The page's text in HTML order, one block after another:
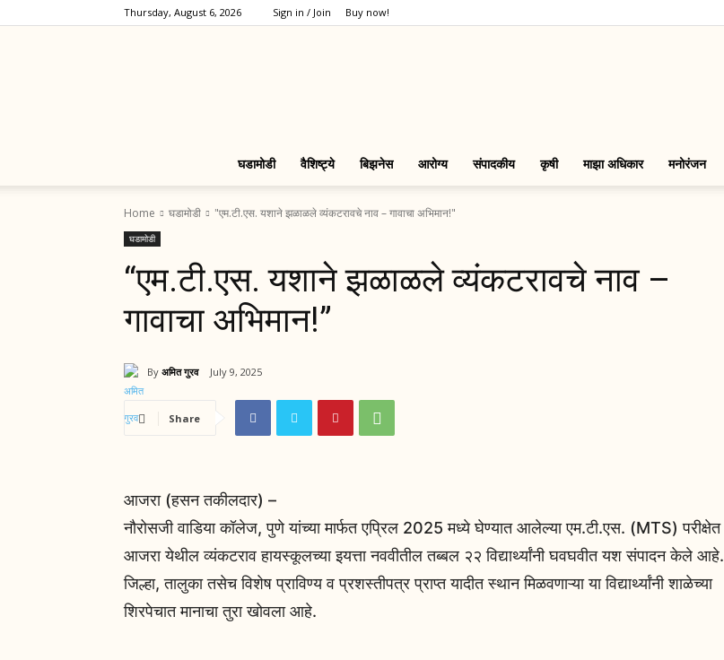
Thursday, August 6, 2026 Sign in / Join Buy now!
घडामोडी वैशिष्ट्ये बिझनेस आरोग्य संपादकीय कृषी माझा अधिकार मनोरंजन
Home घडामोडी "एम.टी.एस. यशाने झळाळले व्यंकटरावचे नाव – गावाचा अभिमान!"
घडामोडी
“एम.टी.एस. यशाने झळाळले व्यंकटरावचे नाव –
गावाचा अभिमान!”
By अमित गुरव July 9, 2025
Share
आजरा (हसन तकीलदार) –
नौरोसजी वाडिया कॉलेज, पुणे यांच्या मार्फत एप्रिल 2025 मध्ये घेण्यात आलेल्या एम.टी.एस. (MTS) परीक्षेत
आजरा येथील व्यंकटराव हायस्कूलच्या इयत्ता नववीतील तब्बल २२ विद्यार्थ्यांनी घवघवीत यश संपादन केले आहे.
जिल्हा, तालुका तसेच विशेष प्राविण्य व प्रशस्तीपत्र प्राप्त यादीत स्थान मिळवणाऱ्या या विद्यार्थ्यांनी शाळेच्या
शिरपेचात मानाचा तुरा खोवला आहे.